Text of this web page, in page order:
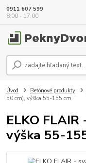
0911 607 599
8:00 - 17:00
Úvod Betónové produkty
50 cm), výška 55-155 cm
ELKO
výška 55-